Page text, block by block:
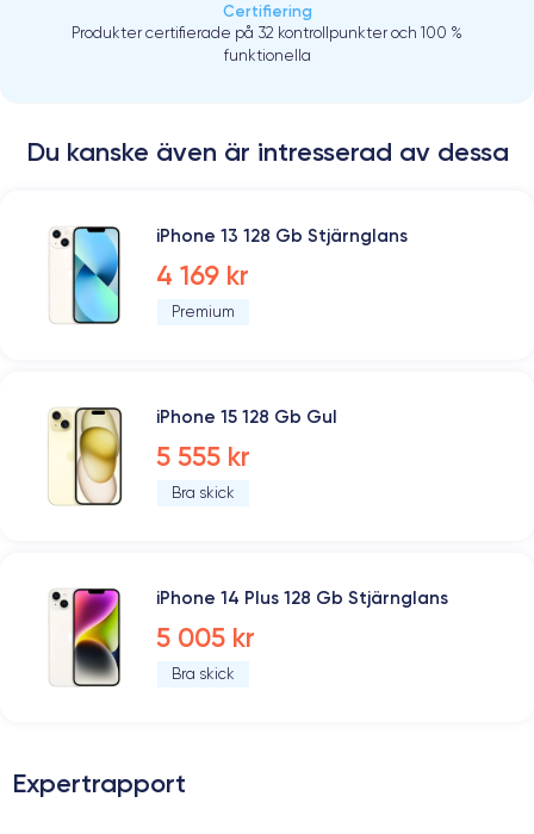
Certifiering
Produkter certifierade på 32 kontrollpunkter och 100 %
funktionella
Du kanske även är intresserad av dessa
iPhone 13 128 Gb Stjärnglans
4 169 kr
Premium
iPhone 15 128 Gb Gul
5 555 kr
Bra skick
iPhone 14 Plus 128 Gb Stjärnglans
5 005 kr
Bra skick
Expertrapport